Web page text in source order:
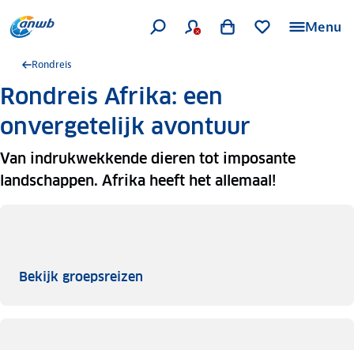
Menu
Rondreis
Rondreis Afrika: een
onvergetelijk avontuur
Van indrukwekkende dieren tot imposante
landschappen. Afrika heeft het allemaal!
Bekijk groepsreizen